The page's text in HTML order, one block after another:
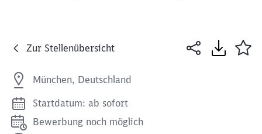
Zur Stellenübersicht
München, Deutschland
Startdatum: ab sofort
Bewerbung noch möglich